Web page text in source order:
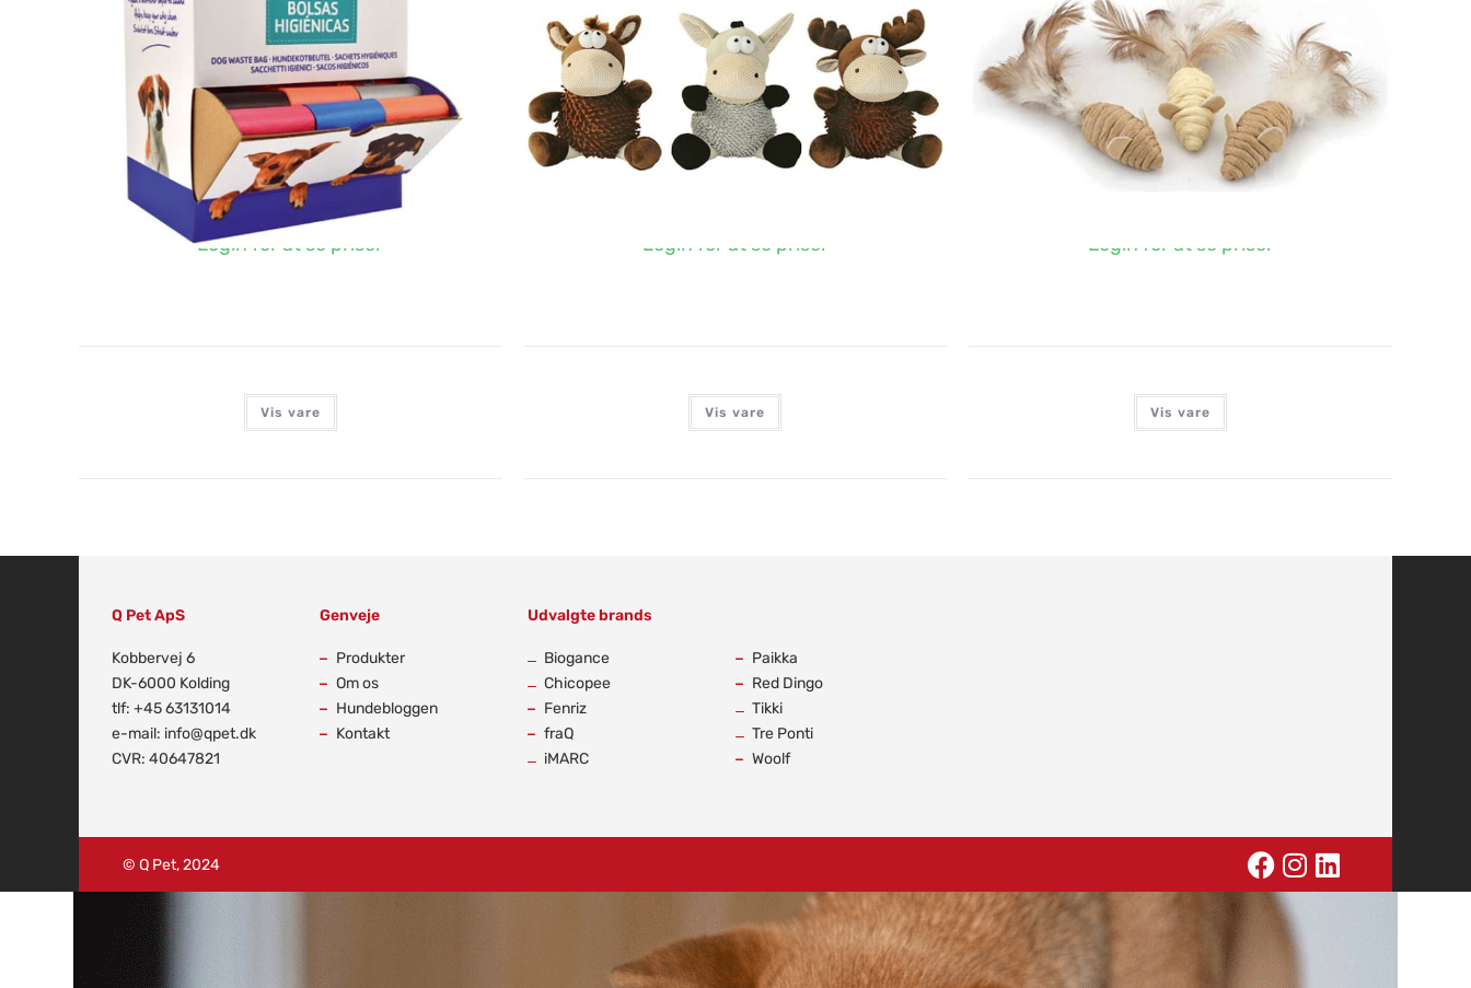
HØM HØM POSER, FARVEDE, 60 RULLER I DISPLAY
Login for at se priser
Vis vare
Login for at se priser
Vis vare
NYC NATURMUS MED FJER, 3STK.
Login for at se priser
Vis vare
Q Pet ApS
Kobbervej 6
DK-6000 Kolding
tlf: +45 63131014
e-mail: info@qpet.dk
CVR: 40647821
Genveje
Produkter
Om os
Hundebloggen
Kontakt
Udvalgte brands
Biogance
Chicopee
Fenriz
fraQ
iMARC
Paikka
Red Dingo
Tikki
Tre Ponti
Woolf
© Q Pet, 2024